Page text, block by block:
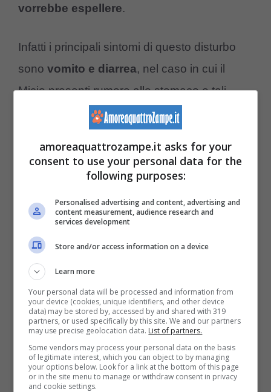
vorrebbe espellere.
Infatti i principali sintomi di questo disturbo
sono vomito e diarrea, nel caso in cui il
Micio presenti rumore allo stomaco e tali
sintomi per più di 24 ore è necessario
Blocco intestinale
Nel caso in cui ilgorgoglioche sentiamo
dallo stomaco del nostro amico peloso sia
abbastanza forte, molto probabilmente il
gatto soffre di un blocco intestinale
amoreaquattrozampe.it asks for your
consent to use your personal data for the
following purposes:
Personalised advertising and content, advertising and
content measurement, audience research and
services development
Store and/or access information on a device
Learn more
Your personal data will be processed and information from
your device (cookies, unique identifiers, and other device
data) may be stored by, accessed by and shared with 319
partners, or used specifically by this site. We and our partners
may use precise geolocation data. List of partners.
Some vendors may process your personal data on the basis
of legitimate interest, which you can object to by managing
your options below. Look for a link at the bottom of this page
or in the site menu to manage or withdraw consent in privacy
and cookie settings.